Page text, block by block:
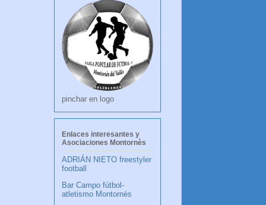
pinchar en logo
Enlaces interesantes y
Asociaciones Montornès
ADRIÁN NIETO freestyler
football
Bar Campo fútbol-
atletismo Montornès